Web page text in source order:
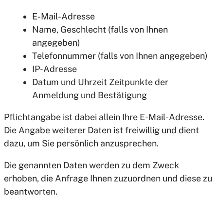
E-Mail-Adresse
Name, Geschlecht (falls von Ihnen
angegeben)
Telefonnummer (falls von Ihnen angegeben)
IP-Adresse
Datum und Uhrzeit Zeitpunkte der
Anmeldung und Bestätigung
Pflichtangabe ist dabei allein Ihre E-Mail-Adresse.
Die Angabe weiterer Daten ist freiwillig und dient
dazu, um Sie persönlich anzusprechen.
Die genannten Daten werden zu dem Zweck
erhoben, die Anfrage Ihnen zuzuordnen und diese zu
beantworten.